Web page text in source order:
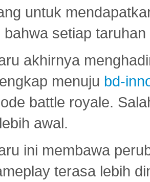
untuk
bahwa setiap
akhirnya
menuju bd-
battle royale.
awal.
ini membawa
terasa lebih